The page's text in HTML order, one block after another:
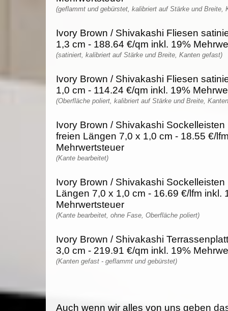
(geflammt und gebürstet, kalibriert auf Stärke und Breite,
Ivory Brown / Shivakashi Fliesen
1,3 cm - 188.64 €/qm inkl. 19%
(satiniert, kalibriert auf Stärke und Breite, Kanten gefast)
Ivory Brown / Shivakashi Fliesen
1,0 cm - 114.24 €/qm inkl. 19%
(Oberfläche poliert, kalibriert auf Stärke und Breite,
Ivory Brown / Shivakashi Sockelleisten
freien Längen 7,0 x 1,0 cm - 18.55 €/
Mehrwertsteuer
(Kante bearbeitet)
Ivory Brown / Shivakashi Sockelleisten
Längen 7,0 x 1,0 cm - 16.69 €/lfm inkl.
Mehrwertsteuer
(Kante bearbeitet, ohne Fase, Oberfläche poliert)
Ivory Brown / Shivakashi
3,0 cm - 219.91 €/qm inkl. 19%
(Kanten gefast - geflammt und gebürstet)
Auch wenn wir alles von uns geben